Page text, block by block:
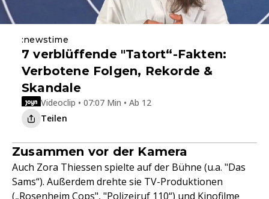
:newstime
7 verblüffende "Tatort“-Fakten:
Verbotene Folgen, Rekorde &
Skandale
Videoclip • 07:07 Min • Ab 12
Teilen
Zusammen vor der Kamera
Auch Zora Thiessen spielte auf der Bühne (u.a. "Das
Sams“). Außerdem drehte sie TV-Produktionen
(„Rosenheim Cops", "Polizeiruf 110“) und Kinofilme